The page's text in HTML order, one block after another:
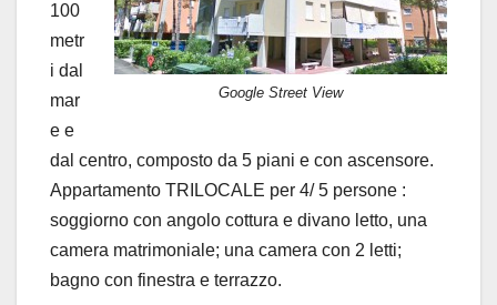
Google Street View
100
metr
i dal
mar
e e
dal centro, composto da 5 piani e con ascensore.
Appartamento TRILOCALE per 4/ 5 persone :
soggiorno con angolo cottura e divano letto, una
camera matrimoniale; una camera con 2 letti;
bagno con finestra e terrazzo.